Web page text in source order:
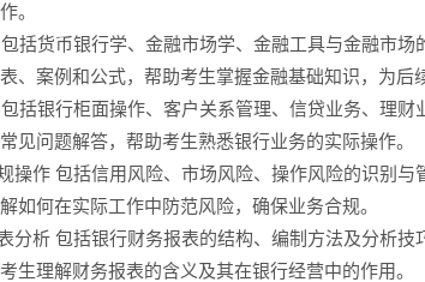
。
括货币银行学、金融市场学、金融工具与金融市场
、案例和公式，帮助考生掌握金融基础知识，为后
括银行柜面操作、客户关系管理、信贷业务、理
见问题解答，帮助考生熟悉银行业务的实际操作。
操作 包括信用风险、市场风险、操作风险的识别
如何在实际工作中防范风险，确保业务合规。
分析 包括银行财务报表的结构、编制方法及分析
生理解财务报表的含义及其在银行经营中的作用。